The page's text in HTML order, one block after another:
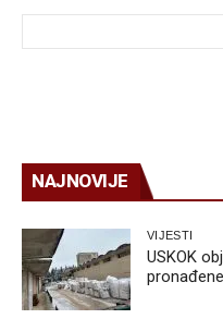
NAJNOVIJE
VIJESTI
USKOK